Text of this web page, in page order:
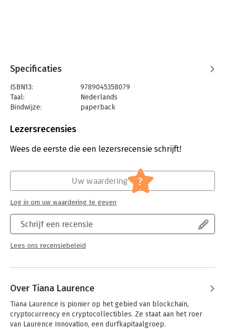
Specificaties
ISBN13:
9789045358079
Taal:
Nederlands
Bindwijze:
paperback
Uitgever:
Verschijningsdatum:
8-7-2022
Dummies (Nederlandstalig)
Lezersrecensies
Wees de eerste die een lezersrecensie schrijft!
Schrijf een recensie
Lees ons recensiebeleid
Uw waardering ?
Log in om uw waardering te geven
Over Tiana Laurence
Tiana Laurence is pionier op het gebied van blockchain,
cryptocurrency en cryptocollectibles. Ze staat aan het roer
van Laurence Innovation, een durfkapitaalgroep.